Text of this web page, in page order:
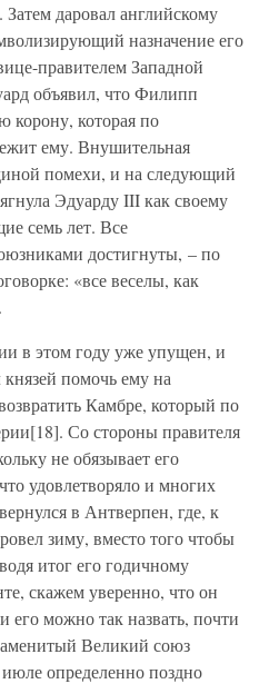
Затем даровал английскому
назначение его
правителем Западной
объявил, что Филипп
корону, которая по
ему. Внушительная
помехи, и на следующий
Эдуарду III как своему
семь лет. Все
достигнуты, – по
«все веселы, как
в этом году уже упущен, и
помочь ему на
Камбре, который по
Со стороны правителя
не обязывает его
удовлетворяло и многих
в Антверпен, где, к
зиму, вместо того чтобы
итог его годичному
скажем уверенно, что он
его можно так назвать, почти
Великий союз
определенно поздно